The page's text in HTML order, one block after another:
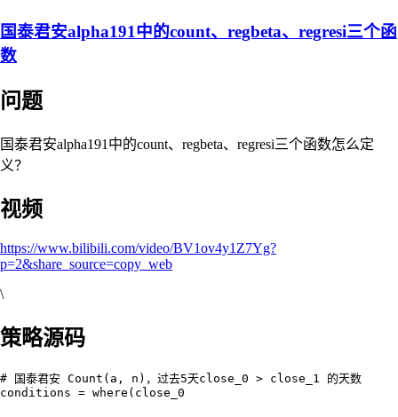
国泰君安alpha191中的count、regbeta、regresi三个函
数
问题
国泰君安alpha191中的count、regbeta、regresi三个函数怎么定
义？
视频
https://www.bilibili.com/video/BV1ov4y1Z7Yg?
p=2&share_source=copy_web
\
策略源码
# 国泰君安 Count(a, n)，过去5天close_0 > close_1 的天数
conditions = where(close_0